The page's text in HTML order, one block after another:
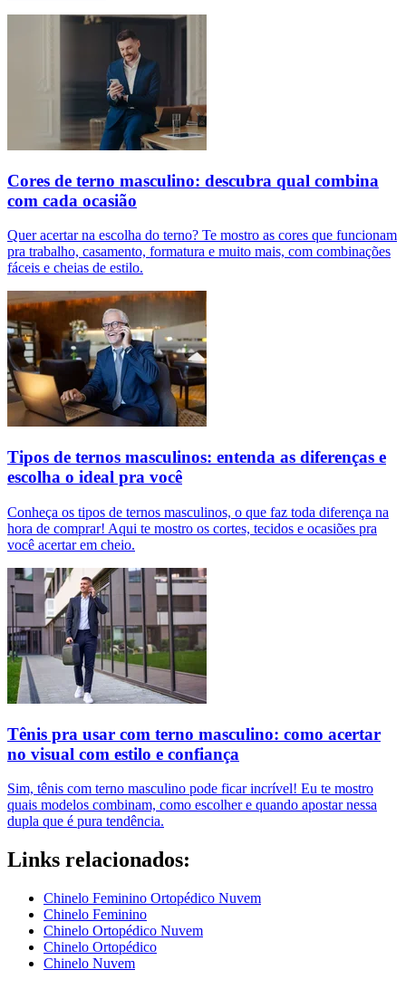
Cores de terno masculino: descubra qual combina
com cada ocasião
Quer acertar na escolha do terno? Te mostro as cores que funcionam
pra trabalho, casamento, formatura e muito mais, com combinações
fáceis e cheias de estilo.
Tipos de ternos masculinos: entenda as diferenças e
escolha o ideal pra você
Conheça os tipos de ternos masculinos, o que faz toda diferença na
hora de comprar! Aqui te mostro os cortes, tecidos e ocasiões pra
você acertar em cheio.
Tênis pra usar com terno masculino: como acertar
no visual com estilo e confiança
Sim, tênis com terno masculino pode ficar incrível! Eu te mostro
quais modelos combinam, como escolher e quando apostar nessa
dupla que é pura tendência.
Links relacionados:
Chinelo Feminino Ortopédico Nuvem
Chinelo Feminino
Chinelo Ortopédico Nuvem
Chinelo Ortopédico
Chinelo Nuvem